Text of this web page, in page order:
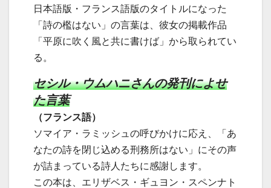
日本語版・フランス語版のタイトルになった
「詩の檻はない」の言葉は、彼女の掲載作品
「平原に吹く風と共に書けば」から取られてい
る。
セシル・ウムハニさんの発刊によせ
た言葉
（フランス語）
ソマイア・ラミッシュの呼びかけに応え、「あ
なたの詩を閉じ込める刑務所はない」にその声
が詰まっている詩人たちに感謝します。
この本は、エリザベス・ギュヨン・スペンナト